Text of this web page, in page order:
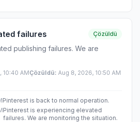
failures Çözüldü
publishing failures. We are
10:40 AMÇözüldü: Aug 8, 2026, 10:50 AM
Pinterest is back to normal operation.
Pinterest is experiencing elevated
failures. We are monitoring the situation.